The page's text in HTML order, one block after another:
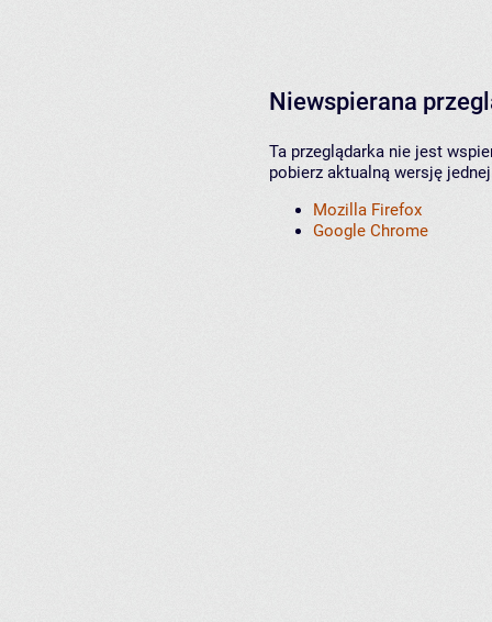
Niewspierana
Ta przeglądarka nie jest
pobierz aktualną wersję
Mozilla Firefox
Google Chrome